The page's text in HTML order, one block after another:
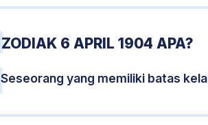
ZODIAK 6 APRIL 1904 APA?
Seseorang yang memiliki batas